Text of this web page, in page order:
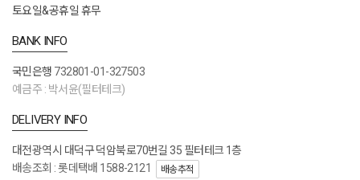
토요일&공휴일 휴무
BANK INFO
국민은행 732801-01-327503
예금주 : 박서윤(필터테크)
DELIVERY INFO
대전광역시 대덕구 덕암북로70번길 35 필터테크 1층
배송조회 : 롯데택배 1588-2121
배송추적